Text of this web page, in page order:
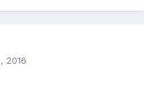
2016